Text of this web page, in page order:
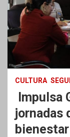
CULTURA
Impulsa
jornadas